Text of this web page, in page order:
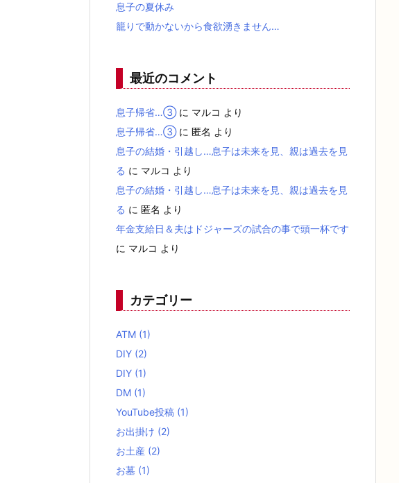
息子の夏休み
籠りで動かないから食欲湧きません…
最近のコメント
息子帰省…③に マルコ より
息子帰省…③に 匿名 より
息子の結婚・引越し…息子は未来を見、親は過去を見
る に マルコ より
息子の結婚・引越し…息子は未来を見、親は過去を見
る に 匿名 より
年金支給日＆夫はドジャーズの試合の事で頭一杯です
に マルコ より
カテゴリー
ATM (1)
DIY (2)
DIY (1)
DM (1)
YouTube投稿 (1)
お出掛け (2)
お土産 (2)
お墓 (1)